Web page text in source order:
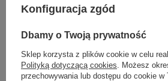
ecru
One size
Konfiguracja zgód
Dbamy o Twoją prywatność
Sklep korzysta z plików cookie w celu
Polityką dotyczącą cookies . Możesz
przechowywania lub dostępu do cookie w